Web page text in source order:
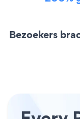
Bezoekers